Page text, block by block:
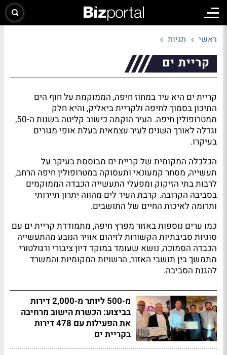
ראשי תגיות
קריית ים
קריית ים היא עיר במחוז חיפה, הממוקמת על חוף הים
התיכון בסמוך לחיפה ולקריית ביאליק, והיא חלק
ממטרופולין חיפה. העיר הוקמה כישוב קליטה בשנות ה-50,
וגדלה לאורך השנים לעיר עצמאית בעלת אופי מגורים
בעיקרו.
הכלכלה המקומית של קריית ים מבוססת בעיקר על
תעשייה, מסחר קמעונאי ותעסוקה במטרופולין חיפה הרחב,
לרבות בתי הזיקוק ומפעלי התעשייה הכבדה הממוקמים
בסביבה הקרובה. קרבת העיר לים מהווה יתרון תיירותי
ותרומה לאיכות החיים של התושבים.
כמו ערים נוספות באזור מפרץ חיפה, מתמודדת קריית ים עם
סוגיות סביבתיות הקשורות לזיהום אוויר הנובע מהתעשייה
הכבדה הסמוכה, נושא שעומד במוקד דיון ציבורי ורגולטורי
מתמשך בין תושבי האזור, הרשויות המקומיות והמשרד
להגנת הסביבה.
מ-500 ליותר מ-2,000 דירות
בביצוע: הכשרת הישוב מרחיבה
את הפעילות עם 478 דירות
בקריית ים